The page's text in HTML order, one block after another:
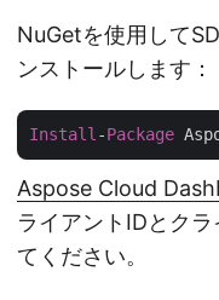
NuGetを使用して
ンストールします：
Install -Package
Aspose Cloud
ライアントIDとク
てください。